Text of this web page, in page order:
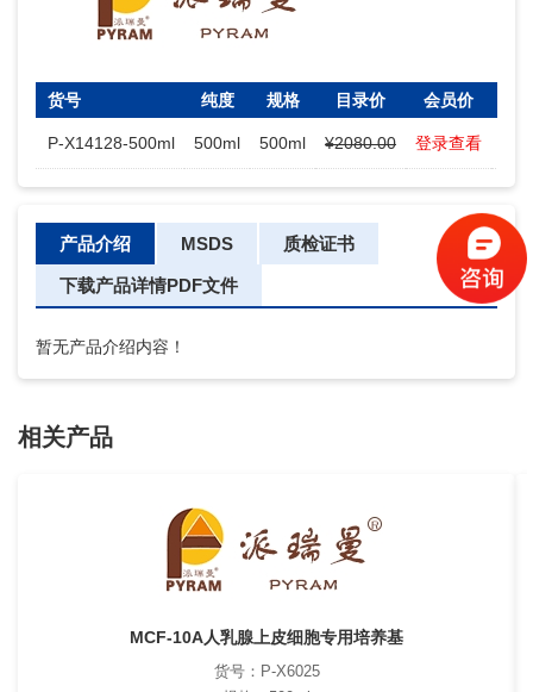
货号 纯度 规格 目录价 会员价
P-X14128-500ml 500ml 500ml ¥2080.00 登录查看
产品介绍 MSDS 质检证书
下载产品详情PDF文件
暂无产品介绍内容！
相关产品
MCF-10A人乳腺上皮细胞专用培养基
货号：P-X6025